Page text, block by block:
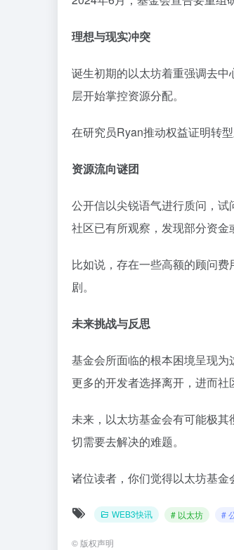
理想与现实冲突
诞生初期的以太坊着重强调去
层开始掌控资源分配。
在研究员Ryan推动权益证明转
资源流向谜团
公开信以尖锐语气进行质问，
社区已有所观察，发现部分资金
比如说，存在一些高额的顾问
剧。
未来挑战与反思
基金会所面临的根本困境呈现
更多的开发者选择离开，进而社
未来，以太坊基金会有可能极
切需要去解决的难题。
诸位读者，你们觉得以太坊基金
WEB3快讯 # 以太坊 #
© 版权声明